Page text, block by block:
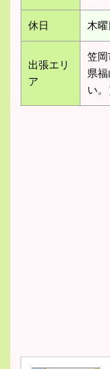
休日 木
出張エリ
ア
笠
県
い。